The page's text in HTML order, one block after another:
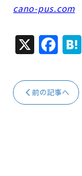
cano-pus.com
X F
a
c
e
前の記事へ